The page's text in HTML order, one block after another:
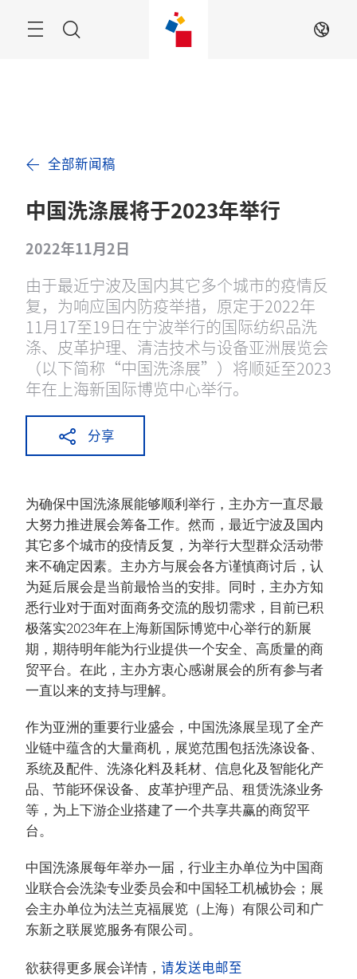
ZH
全部新闻稿
中国洗涤展将于2023年举行
2022年11月2日
由于最近宁波及国内其它多个城市的疫情反
复，为响应国内防疫举措，原定于2022年
11月17至19日在宁波举行的国际纺织品洗
涤、皮革护理、清洁技术与设备亚洲展览会
（以下简称“中国洗涤展”）将顺延至2023
年在上海新国际博览中心举行。
分享
为确保中国洗涤展能够顺利举行，主办方一直尽最
大努力推进展会筹备工作。然而，最近宁波及国内
其它多个城市的疫情反复，为举行大型群众活动带
来不确定因素。主办方与展会各方谨慎商讨后，认
为延后展会是当前最恰当的安排。同时，主办方知
悉行业对于面对面商务交流的殷切需求，目前已积
极落实2023年在上海新国际博览中心举行的新展
期，期待明年能为行业提供一个安全、高质量的商
贸平台。在此，主办方衷心感谢展会的所有参与者
一直以来的支持与理解。
作为亚洲的重要行业盛会，中国洗涤展呈现了全产
业链中蕴含的大量商机，展览范围包括洗涤设备、
系统及配件、洗涤化料及耗材、信息化及智能化产
品、节能环保设备、皮革护理产品、租赁洗涤业务
等，为上下游企业搭建了一个共享共赢的商贸平
台。
中国洗涤展每年举办一届，行业主办单位为中国商
业联合会洗染专业委员会和中国轻工机械协会；展
会主办单位为法兰克福展览（上海）有限公司和广
东新之联展览服务有限公司。
欲获得更多展会详情， 请发送电邮至